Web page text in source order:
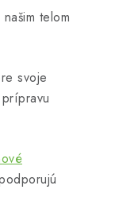
telom
svoje